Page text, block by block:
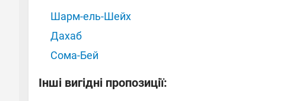
Шарм-ель-Шейх
Дахаб
Сома-Бей
Інші вигідні пропозиції: